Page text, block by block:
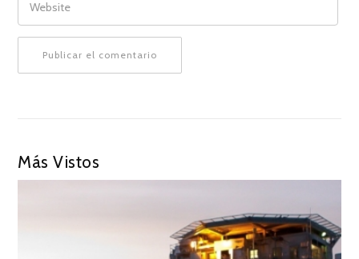
Más Vistos